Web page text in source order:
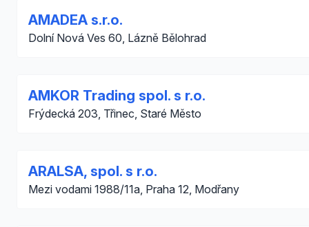
AMADEA s.r.o.
Dolní Nová Ves 60, Lázně Bělohrad
AMKOR Trading spol. s r.o.
Frýdecká 203, Třinec, Staré Město
ARALSA, spol. s r.o.
Mezi vodami 1988/11a, Praha 12, Modřany